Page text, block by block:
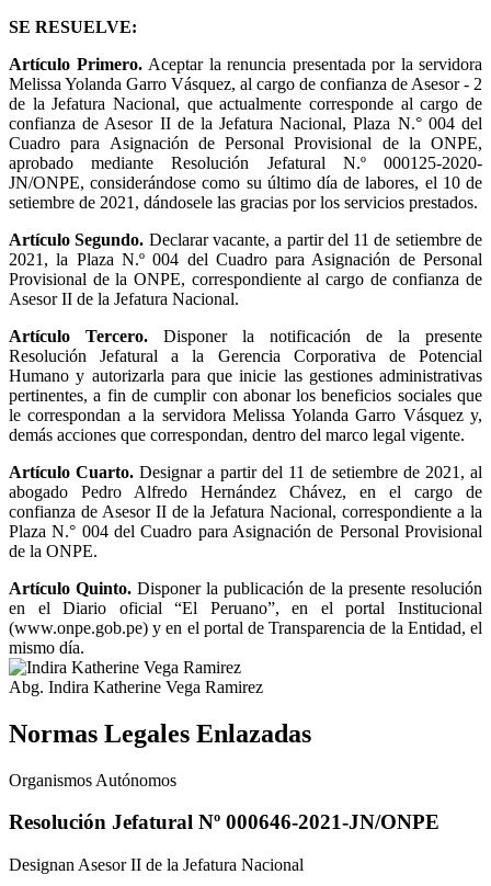
SE RESUELVE:
Artículo Primero. Aceptar la renuncia presentada por la servidora
Melissa Yolanda Garro Vásquez, al cargo de confianza de Asesor - 2
de la Jefatura Nacional, que actualmente corresponde al cargo de
confianza de Asesor II de la Jefatura Nacional, Plaza N.° 004 del
Cuadro para Asignación de Personal Provisional de la ONPE,
aprobado mediante Resolución Jefatural N.º 000125-2020-
JN/ONPE, considerándose como su último día de labores, el 10 de
setiembre de 2021, dándosele las gracias por los servicios prestados.
Artículo Segundo. Declarar vacante, a partir del 11 de setiembre de
2021, la Plaza N.º 004 del Cuadro para Asignación de Personal
Provisional de la ONPE, correspondiente al cargo de confianza de
Asesor II de la Jefatura Nacional.
Artículo Tercero. Disponer la notificación de la presente
Resolución Jefatural a la Gerencia Corporativa de Potencial
Humano y autorizarla para que inicie las gestiones administrativas
pertinentes, a fin de cumplir con abonar los beneficios sociales que
le correspondan a la servidora Melissa Yolanda Garro Vásquez y,
demás acciones que correspondan, dentro del marco legal vigente.
Artículo Cuarto. Designar a partir del 11 de setiembre de 2021, al
abogado Pedro Alfredo Hernández Chávez, en el cargo de
confianza de Asesor II de la Jefatura Nacional, correspondiente a la
Plaza N.° 004 del Cuadro para Asignación de Personal Provisional
de la ONPE.
Artículo Quinto. Disponer la publicación de la presente resolución
en el Diario oficial “El Peruano”, en el portal Institucional
(www.onpe.gob.pe) y en el portal de Transparencia de la Entidad, el
mismo día.
Abg. Indira Katherine Vega Ramirez
Normas Legales Enlazadas
Organismos Autónomos
Resolución Jefatural Nº 000646-2021-JN/ONPE
Designan Asesor II de la Jefatura Nacional